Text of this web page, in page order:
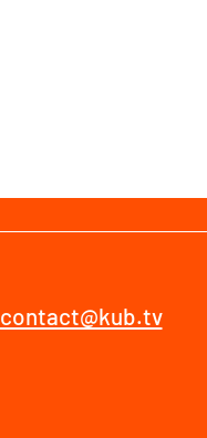
contact@kub.tv